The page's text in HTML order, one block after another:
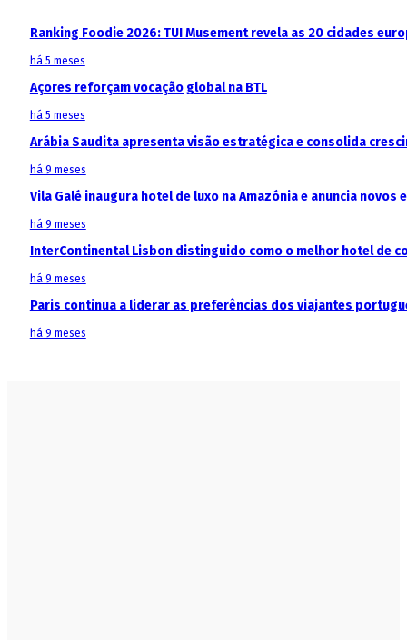
Ranking Foodie 2026: TUI Musement revela as 20 cidades
há 5 meses
Açores reforçam vocação global na BTL
há 5 meses
Arábia Saudita apresenta visão estratégica e consolida
há 9 meses
Vila Galé inaugura hotel de luxo na Amazónia e anuncia
há 9 meses
InterContinental Lisbon distinguido como o melhor hotel de
há 9 meses
Paris continua a liderar as preferências dos viajantes
há 9 meses